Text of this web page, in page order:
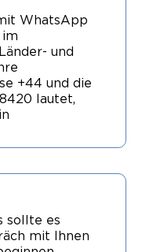
WhatsApp
und
+44 und die
lautet,
sollte es
mit Ihnen